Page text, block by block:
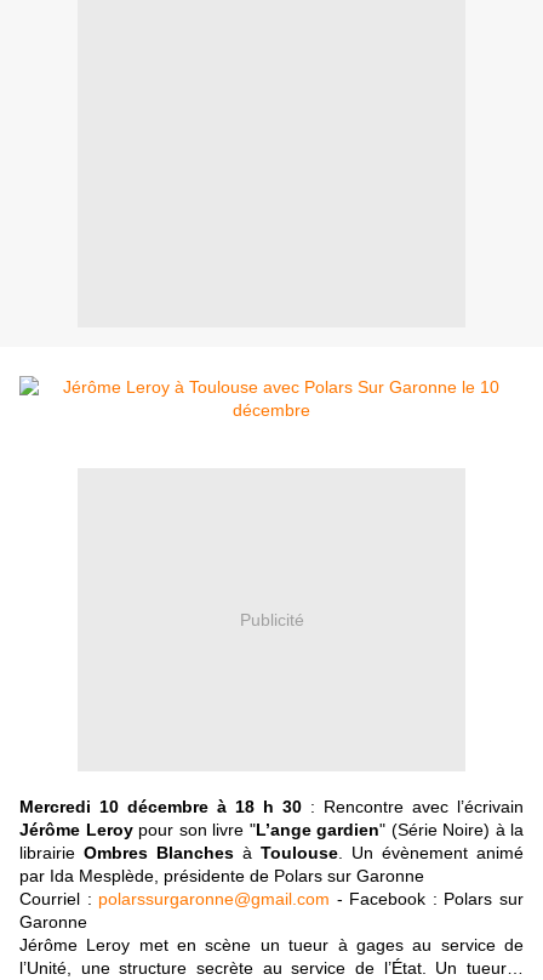
Publicité
Mercredi 10 décembre à 18 h 30 : Rencontre avec l’écrivain
Jérôme Leroy pour son livre "L’ange gardien" (Série Noire) à la
librairie Ombres Blanches à Toulouse . Un évènement animé
par Ida Mesplède, présidente de Polars sur Garonne
Courriel : polarssurgaronne@gmail.com - Facebook : Polars sur
Garonne
Jérôme Leroy met en scène un tueur à gages au service de
l’Unité, une structure secrète au service de l’État. Un tueur…